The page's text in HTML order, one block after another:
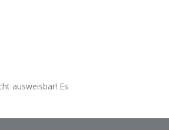
ausweisbar! Es